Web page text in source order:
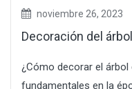
noviembre 26, 2023
Decoración del
¿Cómo decorar el árbol
fundamentales en la